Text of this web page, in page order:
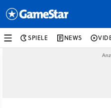
SPIELE NEWS